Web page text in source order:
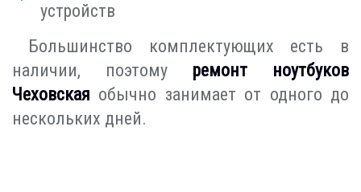
устройств
Большинство комплектующих есть в
наличии, поэтому ремонт ноутбуков
Чеховская обычно занимает от одного до
нескольких дней.